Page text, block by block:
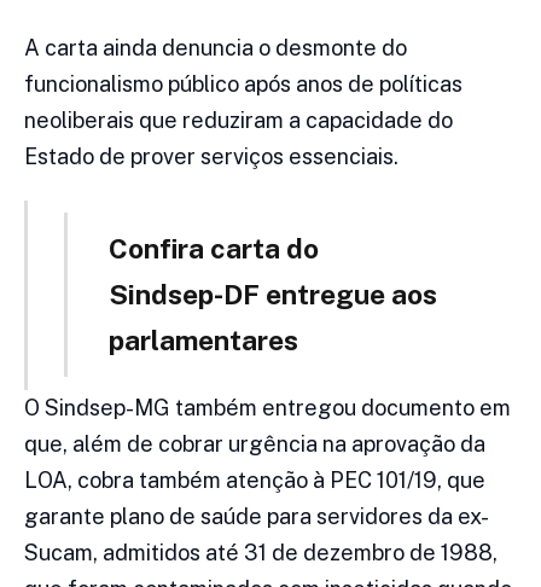
A carta ainda denuncia o desmonte do
funcionalismo público após anos de políticas
neoliberais que reduziram a capacidade do
Estado de prover serviços essenciais.
Confira carta do
Sindsep-DF entregue aos
parlamentares
O Sindsep-MG também entregou documento em
que, além de cobrar urgência na aprovação da
LOA, cobra também atenção à PEC 101/19, que
garante plano de saúde para servidores da ex-
Sucam, admitidos até 31 de dezembro de 1988,